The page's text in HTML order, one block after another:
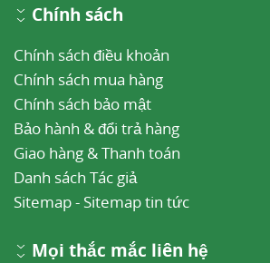
Chính sách
Chính sách điều khoản
Chính sách mua hàng
Chính sách bảo mật
Bảo hành & đổi trả hàng
Giao hàng & Thanh toán
Danh sách Tác giả
Sitemap- Sitemap tin tức
Mọi thắc mắc liên hệ